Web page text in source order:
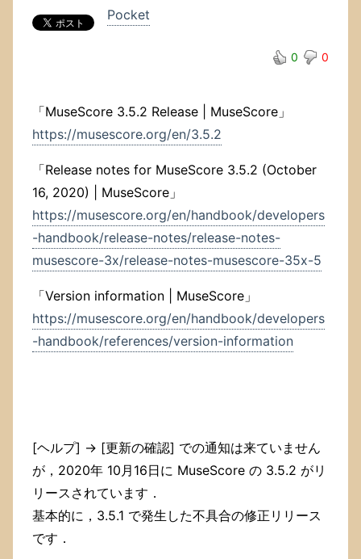
の
ア
ト
に
失
敗
し
て
い
た．
正
し
い
や
方
な
の
か
ら
い
け
れ
Pocket
0 0
「MuseScore 3.5.2 Release | MuseScore」
https://musescore.org/en/3.5.2
「Release notes for MuseScore 3.5.2 (October
16, 2020) | MuseScore」
https://musescore.org/en/handbook/developers
-handbook/release-notes/release-notes-
musescore-3x/release-notes-musescore-35x-5
「Version information | MuseScore」
https://musescore.org/en/handbook/developers
-handbook/references/version-information
[ヘルプ] → [更新の確認] での通知は来ていません
が，2020年 10月16日に MuseScore の 3.5.2 がリ
リースされています．
基本的に，3.5.1 で発生した不具合の修正リリース
です．